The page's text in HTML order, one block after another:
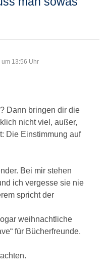
13:56 Uhr
Dann bringen dir die
nicht viel, außer,
Die Einstimmung auf
Bei mir stehen
ich vergesse sie nie
spricht der
weihnachtliche
für Bücherfreunde.